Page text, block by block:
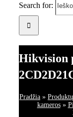
Search for:
Hikvision
Pradžia »
kameros»